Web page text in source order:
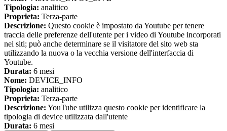
Tipologia: analitico
Proprieta: Terza-parte
Descrizione: Questo cookie è impostato da Youtube per tenere
traccia delle preferenze dell'utente per i video di Youtube incorporati
nei siti; può anche determinare se il visitatore del sito web sta
utilizzando la nuova o la vecchia versione dell'interfaccia di
Youtube.
Durata: 6 mesi
Nome: DEVICE_INFO
Tipologia: analitico
Proprieta: Terza-parte
Descrizione: YouTube utilizza questo cookie per identificare la
tipologia di device utilizzata dall'utente
Durata: 6 mesi